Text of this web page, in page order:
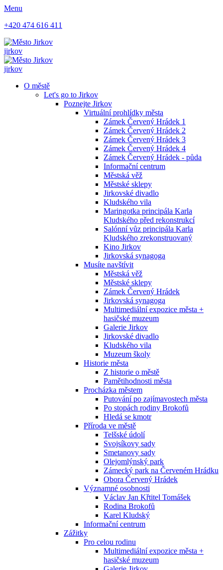
Menu
+420 474 616 411
jirkov
jirkov
O městě
Let's go to Jirkov
Poznejte Jirkov
Virtuální prohlídky města
Zámek Červený Hrádek 1
Zámek Červený Hrádek 2
Zámek Červený Hrádek 3
Zámek Červený Hrádek 4
Zámek Červený Hrádek - půda
Informační centrum
Městská věž
Městské sklepy
Jirkovské divadlo
Kludského vila
Maringotka principála Karla
Kludského před rekonstrukcí
Salónní vůz principála Karla
Kludského zrekonstruovaný
Kino Jirkov
Jirkovská synagoga
Musíte navštívit
Městská věž
Městské sklepy
Zámek Červený Hrádek
Jirkovská synagoga
Multimediální expozice města +
hasičské muzeum
Galerie Jirkov
Jirkovské divadlo
Kludského vila
Muzeum školy
Historie města
Z historie o městě
Pamětihodnosti města
Procházka městem
Putování po zajímavostech města
Po stopách rodiny Brokofů
Hledá se kmotr
Příroda ve městě
Telšské údolí
Svojsíkovy sady
Smetanovy sady
Olejomlýnský park
Zámecký park na Červeném Hrádku
Obora Červený Hrádek
Významné osobnosti
Václav Jan Křtitel Tomášek
Rodina Brokofů
Karel Kludský
Informační centrum
Zážitky
Pro celou rodinu
Multimediální expozice města +
hasičské muzeum